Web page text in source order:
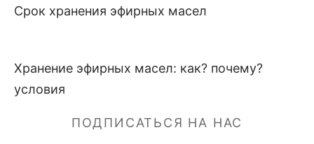
Срок хранения эфирных масел
Хранение эфирных масел: как? почему?
условия
ПОДПИСАТЬСЯ НА НАС